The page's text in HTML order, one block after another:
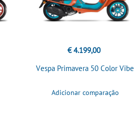
€ 4.199,00
Vespa Primavera 50 Color Vibe
Adicionar comparação